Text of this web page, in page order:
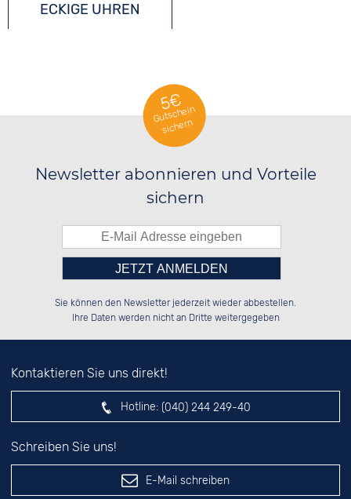
ECKIGE UHREN
5€
Gutschein
sichern
Newsletter abonnieren und Vorteile
sichern
░░░░██░░██░░░░░░░░░░██░░░░░░██░░
░░████░░██████░░░░████░░░░████░░
░░░░██░░░░░░██░░██░░░░░░░░░░██░░
Bitte tragen Sie die Zahl in
das nebenstehende Feld ein.
Sie können den Newsletter jederzeit wieder abbestellen.
Ihre Daten werden nicht an Dritte weitergegeben
Kontaktieren Sie uns direkt!
Hotline: (040) 244 249-40
Schreiben Sie uns!
E-Mail schreiben